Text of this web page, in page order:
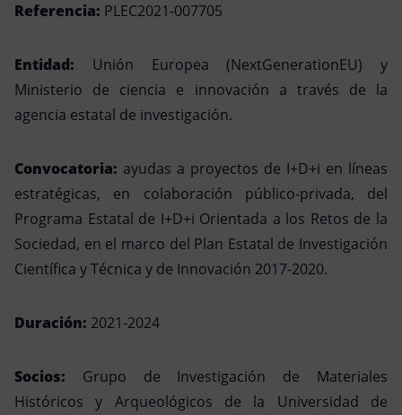
Referencia: PLEC2021-007705
Entidad: Unión Europea (NextGenerationEU) y
Ministerio de ciencia e innovación a través de la
agencia estatal de investigación.
Convocatoria: ayudas a proyectos de I+D+i en líneas
estratégicas, en colaboración público-privada, del
Programa Estatal de I+D+i Orientada a los Retos de la
Sociedad, en el marco del Plan Estatal de Investigación
Científica y Técnica y de Innovación 2017-2020.
Duración: 2021-2024
Socios: Grupo de Investigación de Materiales
Históricos y Arqueológicos de la Universidad de